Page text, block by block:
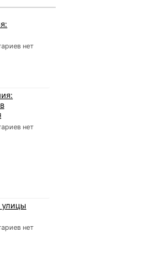
нет
нет
нет